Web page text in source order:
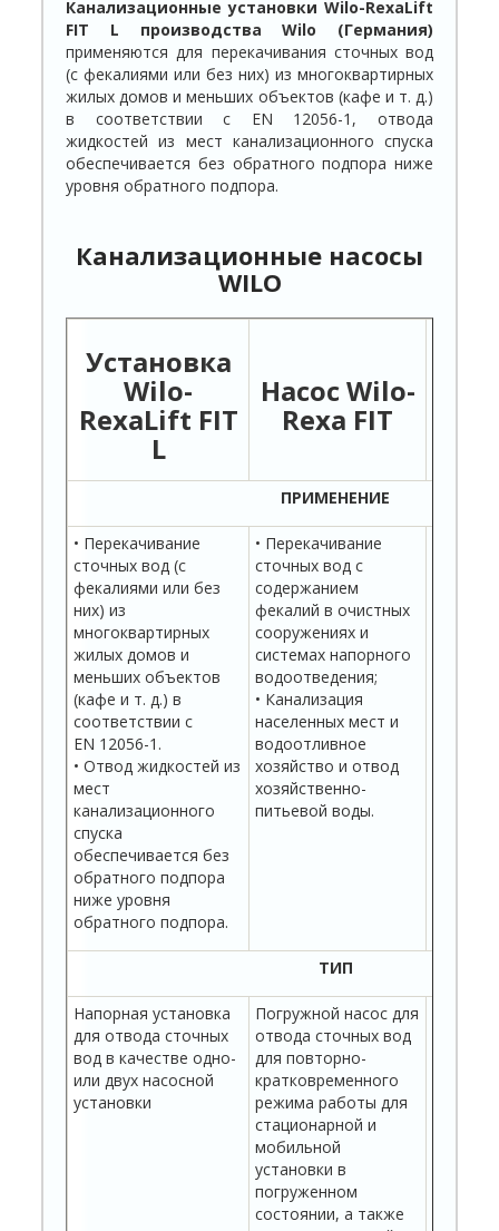
Канализационные установки Wilo-RexaLift
FIT L производстваWilo (Германия)
применяются для перекачивания сточных вод
(с фекалиями или без них) из многоквартирных
жилых домов и меньших объектов (кафе и т. д.)
в соответствии с EN 12056-1, отвода
жидкостей из мест канализационного спуска
обеспечивается без обратного подпора ниже
уровня обратного подпора.
Канализационные насосы
WILO
Установка
Wilo-
RexaLift FIT
L
НасосWilo-
Rexa FIT
ПРИМЕНЕНИЕ
• Перекачивание
сточных вод (с
фекалиями или без
них) из
многоквартирных
жилых домов и
меньших объектов
(кафе и т. д.) в
соответствии с
EN 12056-1.
• Отвод жидкостей из
мест
канализационного
спуска
обеспечивается без
обратного подпора
ниже уровня
обратного подпора.
• Перекачивание
сточных вод с
содержанием
фекалий в очистных
сооружениях и
системах напорного
водоотведения;
• Канализация
населенных мест и
водоотливное
хозяйство и отвод
хозяйственно-
питьевой воды.
ТИП
Напорная установка
для отвода сточных
вод в качестве одно-
или двух насосной
установки
Погружной насос для
отвода сточных вод
для повторно-
кратковременного
режима работы для
стационарной и
мобильной
установки в
погруженном
состоянии, а также